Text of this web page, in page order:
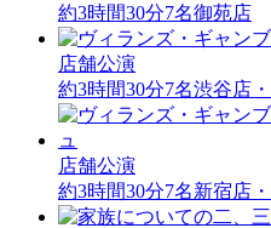
約3時間30分7名御苑店
店舗公演
約3時間30分7名渋谷店
店舗公演
約3時間30分7名新宿店